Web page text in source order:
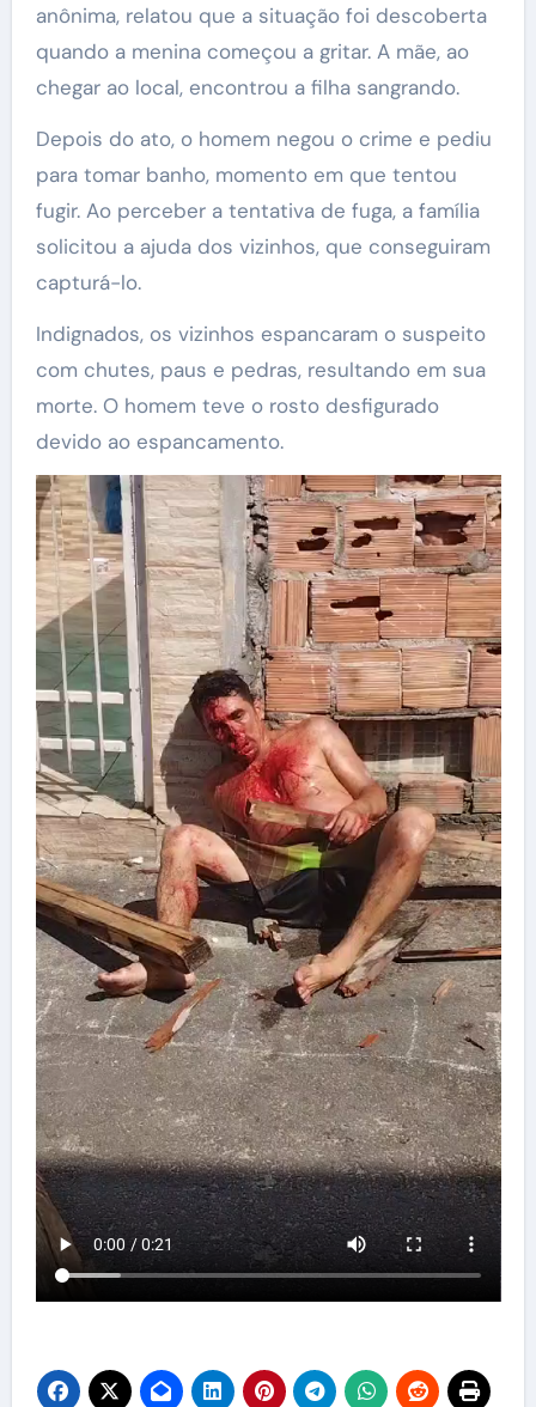
anônima, relatou que a situação foi descoberta
quando a menina começou a gritar. A mãe, ao
chegar ao local, encontrou a filha sangrando.
Depois do ato, o homem negou o crime e pediu
para tomar banho, momento em que tentou
fugir. Ao perceber a tentativa de fuga, a família
solicitou a ajuda dos vizinhos, que conseguiram
capturá-lo.
Indignados, os vizinhos espancaram o suspeito
com chutes, paus e pedras, resultando em sua
morte. O homem teve o rosto desfigurado
devido ao espancamento.